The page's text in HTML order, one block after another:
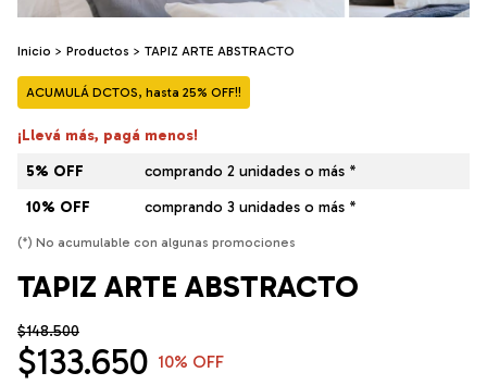
Inicio > Productos > TAPIZ ARTE ABSTRACTO
ACUMULÁ DCTOS, hasta 25% OFF!!
¡Llevá más, pagá menos!
5% OFF
comprando 2 unidades o más *
10% OFF
comprando 3 unidades o más *
(*) No acumulable con algunas promociones
TAPIZ ARTE ABSTRACTO
$148.500
$133.650 10% OFF